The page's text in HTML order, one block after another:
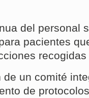
del personal
pacientes
un comité
de